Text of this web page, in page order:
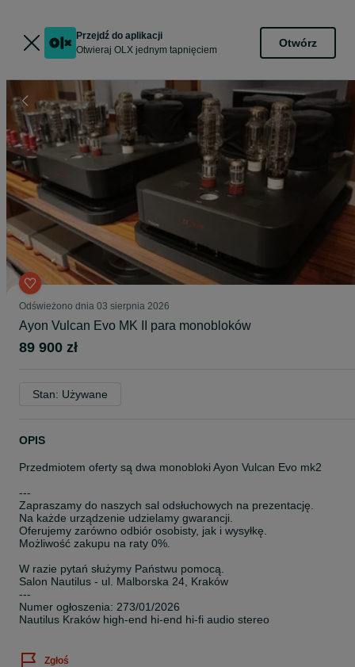
Przejdź do aplikacji
Otwieraj OLX jednym tapnięciem
Otwórz
Odświeżono dnia 03 sierpnia 2026
Ayon Vulcan Evo MK II para monobloków
89 900 zł
Stan: Używane
OPIS
Przedmiotem oferty są dwa monobloki Ayon Vulcan Evo mk2
---
Zapraszamy do naszych sal odsłuchowych na prezentację.
Na każde urządzenie udzielamy gwarancji.
Oferujemy zarówno odbiór osobisty, jak i wysyłkę.
Możliwość zakupu na raty 0%.
W razie pytań służymy Państwu pomocą.
Salon Nautilus - ul. Malborska 24, Kraków
---
Numer ogłoszenia: 273/01/2026
Nautilus Kraków high-end hi-end hi-fi audio stereo
Zgłoś